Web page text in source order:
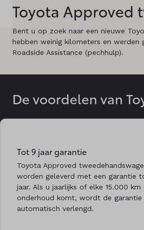
Land
Taal
Frans
Toyota Approved
Bent u op zoek naar een nieuwe
hebben weinig kilometers en
Roadside Assistance (pechhulp).
De voordelen van
Tot 9 jaar garantie
Toyota Approved
worden geleverd met een garantie
jaar. Als u jaarlijks of elke 15.000 km
onderhoud komt, wordt de garantie
automatisch verlengd.